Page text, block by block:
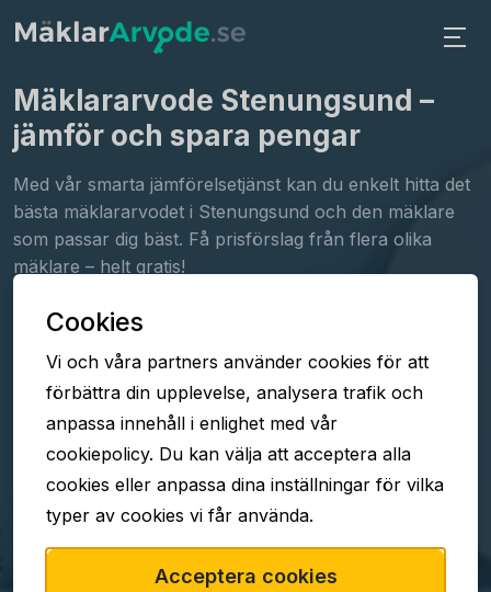
Mäklararvode Stenungsund –
jämför och spara pengar
Med vår smarta jämförelsetjänst kan du enkelt hitta det
bästa mäklararvodet i Stenungsund och den mäklare
som passar dig bäst. Få prisförslag från flera olika
mäklare – helt gratis!
Fyll i formuläret
Jämför arvoden
Välj mäklare
TJÄNSTEN ÄR GRATIS
Cookies
Vi och våra partners använder cookies för att
förbättra din upplevelse, analysera trafik och
anpassa innehåll i enlighet med vår
cookiepolicy. Du kan välja att acceptera alla
cookies eller anpassa dina inställningar för vilka
typer av cookies vi får använda.
Acceptera cookies